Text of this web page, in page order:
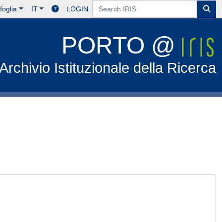
IT LOGIN
PORTO @
Istituzionale della Ricerca